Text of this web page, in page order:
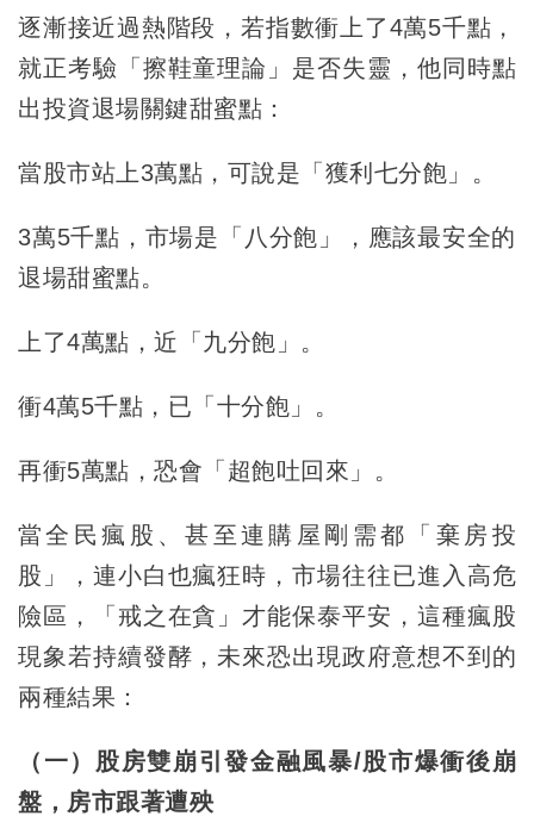
逐漸接近過熱階段，若指數衝上了4萬5千點，
就正考驗「擦鞋童理論」是否失靈，他同時點
出投資退場關鍵甜蜜點：
當股市站上3萬點，可說是「獲利七分飽」。
3萬5千點，市場是「八分飽」，應該最安全的
退場甜蜜點。
上了4萬點，近「九分飽」。
衝4萬5千點，已「十分飽」。
再衝5萬點，恐會「超飽吐回來」。
當全民瘋股、甚至連購屋剛需都「棄房投
股」，連小白也瘋狂時，市場往往已進入高危
險區，「戒之在貪」才能保泰平安，這種瘋股
現象若持續發酵，未來恐出現政府意想不到的
兩種結果：
（一）股房雙崩引發金融風暴/股市爆衝後崩
盤，房市跟著遭殃